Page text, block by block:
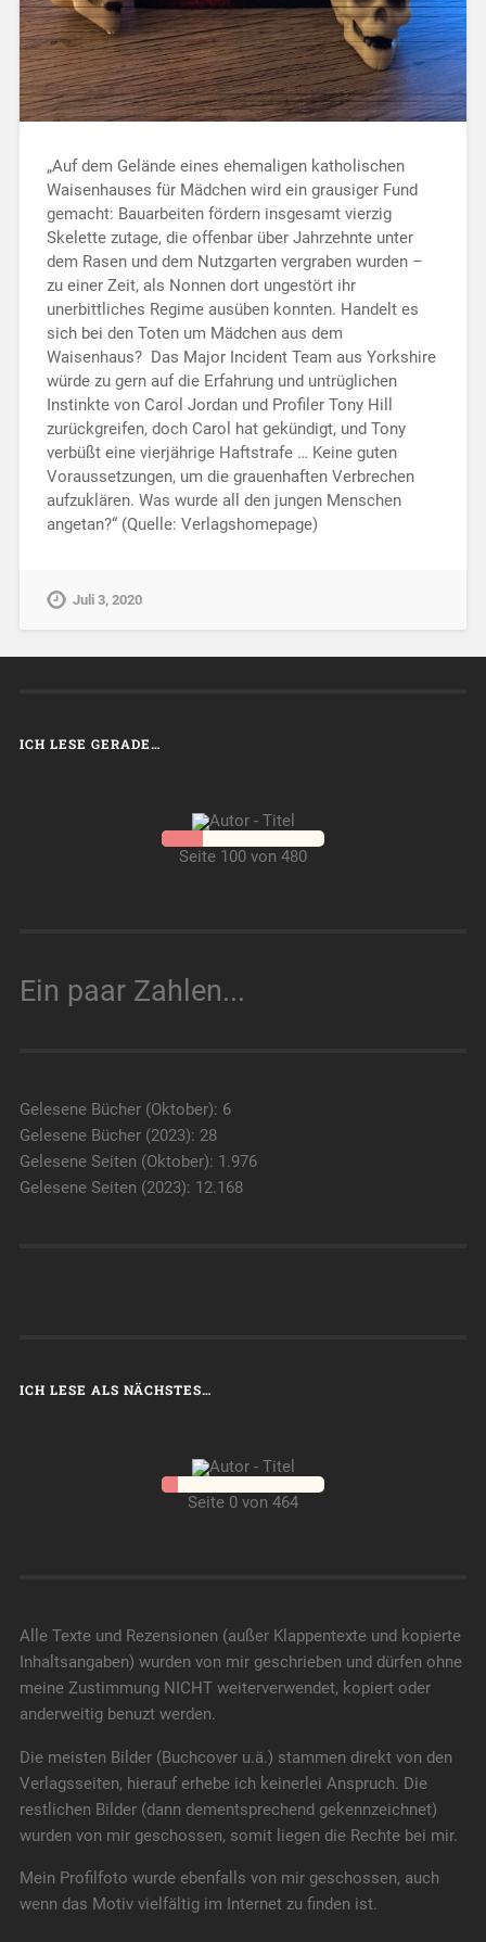
„Auf dem Gelände eines ehemaligen katholischen
Waisenhauses für Mädchen wird ein grausiger Fund
gemacht: Bauarbeiten fördern insgesamt vierzig
Skelette zutage, die offenbar über Jahrzehnte unter
dem Rasen und dem Nutzgarten vergraben wurden –
zu einer Zeit, als Nonnen dort ungestört ihr
unerbittliches Regime ausüben konnten. Handelt es
sich bei den Toten um Mädchen aus dem
Waisenhaus? Das Major Incident Team aus Yorkshire
würde zu gern auf die Erfahrung und untrüglichen
Instinkte von Carol Jordan und Profiler Tony Hill
zurückgreifen, doch Carol hat gekündigt, und Tony
verbüßt eine vierjährige Haftstrafe … Keine guten
Voraussetzungen, um die grauenhaften Verbrechen
aufzuklären. Was wurde all den jungen Menschen
angetan?“ (Quelle: Verlagshomepage)
Juli 3, 2020
ICH LESE GERADE…
Seite 100 von 480
Ein paar Zahlen...
Gelesene Bücher (Oktober): 6
Gelesene Bücher (2023): 28
Gelesene Seiten (Oktober): 1.976
Gelesene Seiten (2023): 12.168
ICH LESE ALS NÄCHSTES…
Seite 0 von 464
Alle Texte und Rezensionen (außer Klappentexte und kopierte
Inhaltsangaben) wurden von mir geschrieben und dürfen ohne
meine Zustimmung NICHT weiterverwendet, kopiert oder
anderweitig benuzt werden.
Die meisten Bilder (Buchcover u.ä.) stammen direkt von den
Verlagsseiten, hierauf erhebe ich keinerlei Anspruch. Die
restlichen Bilder (dann dementsprechend gekennzeichnet)
wurden von mir geschossen, somit liegen die Rechte bei mir.
Mein Profilfoto wurde ebenfalls von mir geschossen, auch
wenn das Motiv vielfältig im Internet zu finden ist.